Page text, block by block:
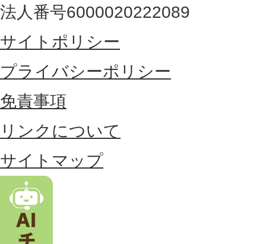
東
部
に
置
す
る
市
。
法人番号6000020222089
サイトポリシー
プライバシーポリシー
免責事項
リンクについて
サイトマップ